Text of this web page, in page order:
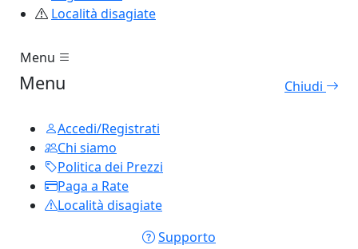
Località disagiate
Menu
Menu Chiudi
Accedi/Registrati
Chi siamo
Politica dei Prezzi
Paga a Rate
Località disagiate
Supporto